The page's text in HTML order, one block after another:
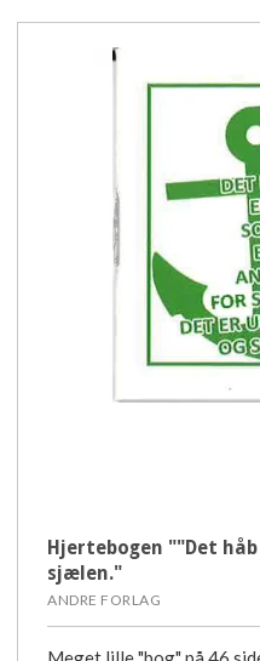
Hjertebogen ""Det
sjælen."
ANDRE FORLAG